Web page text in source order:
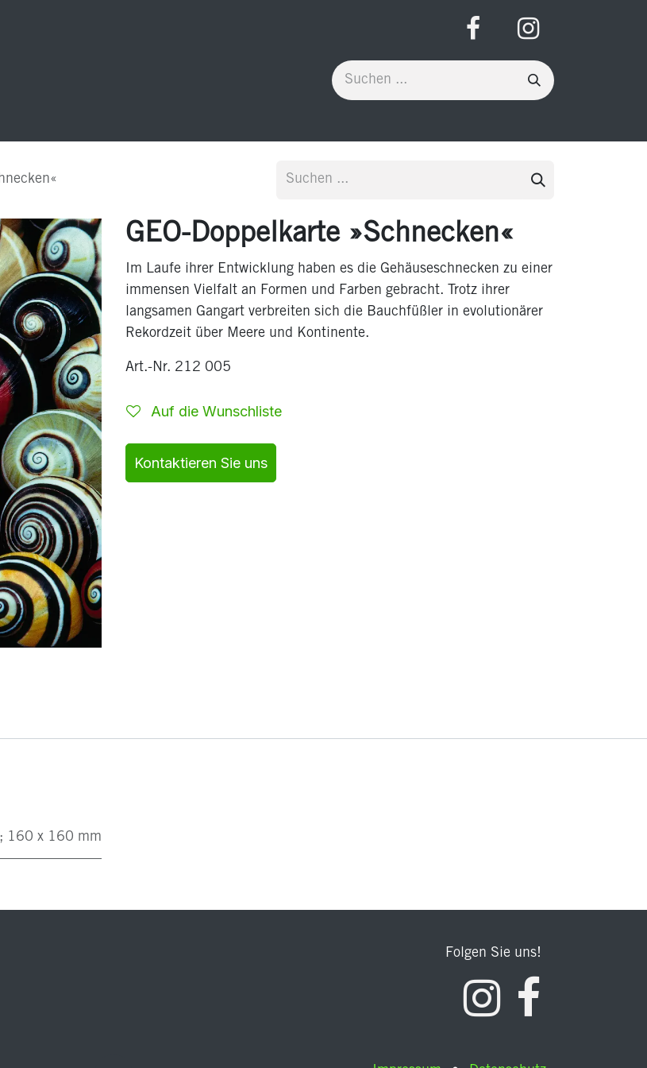
GEO-Doppelkarte »Schnecken«
Im Laufe ihrer Entwicklung haben es die Gehäuseschnecken zu einer
immensen Vielfalt an Formen und Farben gebracht. Trotz ihrer
langsamen Gangart verbreiten sich die Bauchfüßler in evolutionärer
Rekordzeit über Meere und Kontinente.
Art.-Nr. 212 005
Auf die Wunschliste
Kontaktieren Sie uns
160 x 160 mm
Folgen Sie uns!